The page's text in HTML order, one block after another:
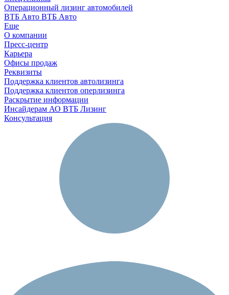
Операционный лизинг автомобилей
ВТБ Авто ВТБ Авто
Еще
О компании
Пресс-центр
Карьера
Офисы продаж
Реквизиты
Поддержка клиентов автолизинга
Поддержка клиентов оперлизинга
Раскрытие информации
Инсайдерам АО ВТБ Лизинг
Консультация